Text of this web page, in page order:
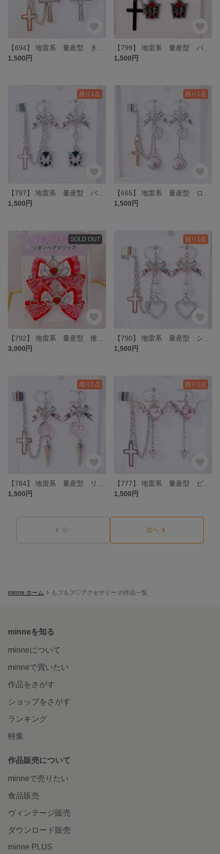
1,500円
1,500円
残り1点
1,500円
残り1点
1,500円
SOLD OUT
3,000円
残り1点
1,500円
残り1点
1,500円
残り1点
1,500円
前へ 次へ
minne ホーム もフもフ♡アクセサリー の作品一覧
minneを知る
minneについて
minneで買いたい
作品をさがす
ショップをさがす
ランキング
特集
作品販売について
minneで売りたい
食品販売
ヴィンテージ販売
ダウンロード販売
minne PLUS